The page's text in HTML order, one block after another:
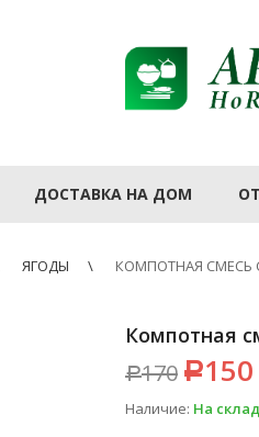
ДОСТАВКА НА ДОМ
ЯГОДЫ КОМПОТНАЯ СМЕСЬ
Компотная
Р170 Р150
Наличие: На